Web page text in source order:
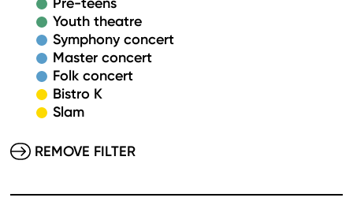
Youth theatre
Symphony concert
Master concert
Folk concert
Bistro K
Slam
REMOVE FILTER